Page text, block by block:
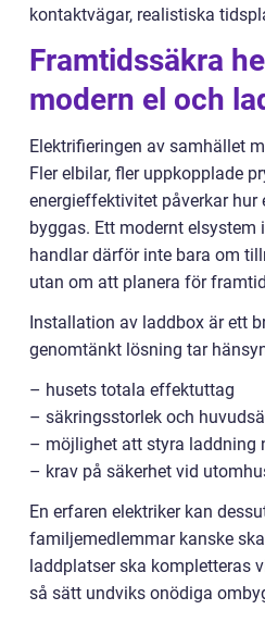
kontaktvägar, realistiska
Framtidssäkra
modern el och
Elektrifieringen av samhället
Fler elbilar, fler uppkopplade
energieffektivitet påverkar hur
byggas. Ett modernt elsystem
handlar därför inte bara om
utan om att planera för
Installation av laddbox är ett
genomtänkt lösning tar
– husets totala effektuttag
– säkringsstorlek och
– möjlighet att styra laddning
– krav på säkerhet vid
En erfaren elektriker kan
familjemedlemmar kanske
laddplatser ska kompletteras
så sätt undviks onödiga